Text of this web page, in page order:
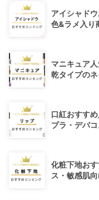
アイシャド
色&ラメ入り
マニキュア
乾タイプの
口紅おすす
プラ・デパコ
化粧下地お
ス・敏感肌